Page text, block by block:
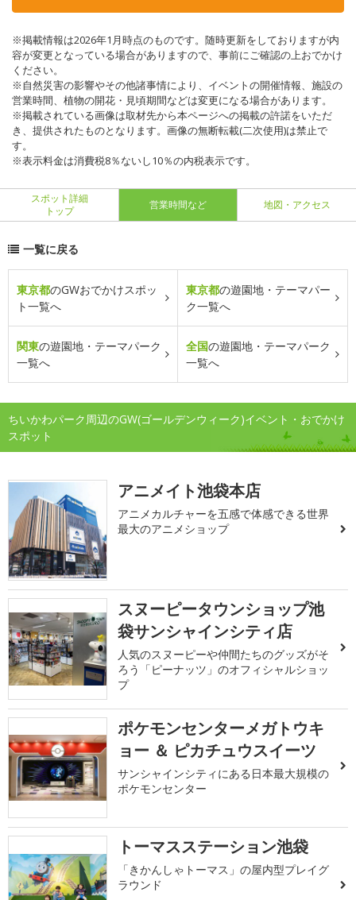
※掲載情報は2026年1月時点のものです。随時更新をしておりますが内
容が変更となっている場合がありますので、事前にご確認の上おでかけ
ください。
※自然災害の影響やその他諸事情により、イベントの開催情報、施設の
営業時間、植物の開花・見頃期間などは変更になる場合があります。
※掲載されている画像は取材先から本ページへの掲載の許諾をいただ
き、提供されたものとなります。画像の無断転載(二次使用)は禁止で
す。
※表示料金は消費税8％ないし10％の内税表示です。
スポット詳細
トップ
営業時間など 地図・アクセス
一覧に戻る
東京都のGWおでかけスポッ
ト一覧へ
東京都の遊園地・テーマパー
ク一覧へ
関東の遊園地・テーマパーク
一覧へ
全国の遊園地・テーマパーク
一覧へ
ちいかわパーク周辺のGW(ゴールデンウィーク)イベント・おでかけ
スポット
アニメイト池袋本店
アニメカルチャーを五感で体感できる世界
最大のアニメショップ
スヌーピータウンショップ池
袋サンシャインシティ店
人気のスヌーピーや仲間たちのグッズがそ
ろう「ピーナッツ」のオフィシャルショッ
プ
ポケモンセンターメガトウキ
ョー ＆ ピカチュウスイーツ
サンシャインシティにある日本最大規模の
ポケモンセンター
トーマスステーション池袋
「きかんしゃトーマス」の屋内型プレイグ
ラウンド